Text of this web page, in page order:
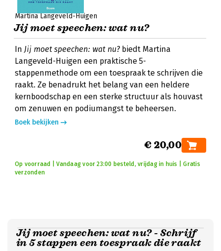
Martina Langeveld-Huigen
Jij moet speechen: wat nu?
In Jij moet speechen: wat nu? biedt Martina
Langeveld-Huigen een praktische 5-
stappenmethode om een toespraak te schrijven die
raakt. Ze benadrukt het belang van een heldere
kernboodschap en een sterke structuur als houvast
om zenuwen en podiumangst te beheersen.
Boek bekijken
€ 20,00
Op voorraad | Vandaag voor 23:00 besteld, vrijdag in huis | Gratis
verzonden
Jij moet speechen: wat nu? - Schrijf
in 5 stappen een toespraak die raakt